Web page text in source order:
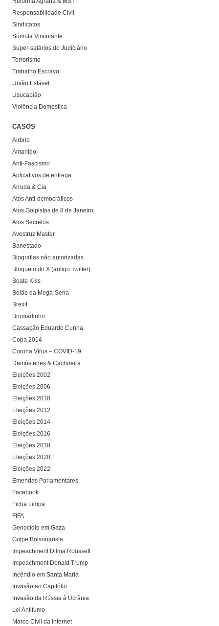
Responsabilidade Civil
Sindicatos
Súmula Vinculante
Super-salários do Judiciário
Terrorismo
Trabalho Escravo
União Estável
Usucapião
Violência Doméstica
CASOS
Airbnb
Amarildo
Anti-Fascismo
Aplicativos de entrega
Arruda & Cia
Atos Anti-democráticos
Atos Golpistas de 8 de Janeiro
Atos Secretos
Avestruz Master
Banestado
Biografias não autorizadas
Bloqueio do X (antigo Twitter)
Boate Kiss
Bolão da Mega-Sena
Brexit
Brumadinho
Cassação Eduardo Cunha
Copa 2014
Corona Vírus – COVID-19
Demóstenes & Cachoeira
Eleições 2002
Eleições 2006
Eleições 2010
Eleições 2012
Eleições 2014
Eleições 2016
Eleições 2018
Eleições 2020
Eleições 2022
Emendas Parlamentares
Facebook
Ficha Limpa
FIFA
Genocídio em Gaza
Golpe Bolsonarista
Impeachment Dilma Rousseff
Impeachment Donald Trump
Incêndio em Santa Maria
Invasão ao Capitólio
Invasão da Rússia à Ucrânia
Lei Antifumo
Marco Civil da Internet